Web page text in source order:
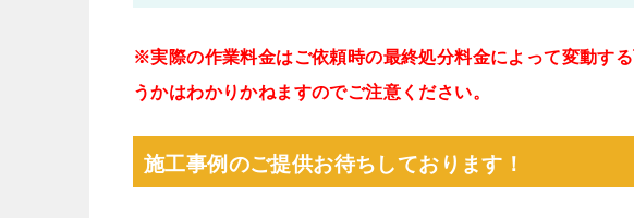
※実際の作業料金はご依頼時の最終処分料金によって変動す
うかはわかりかねますのでご注意ください。
施工事例のご提供お待ちしております！